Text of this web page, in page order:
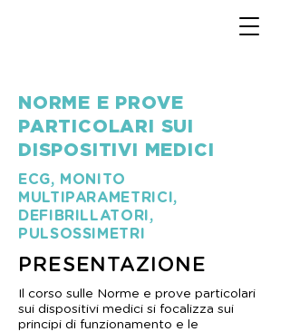
NORME E PROVE
PARTICOLARI SUI
DISPOSITIVI MEDICI
ECG, MONITO
MULTIPARAMETRICI,
DEFIBRILLATORI,
PULSOSSIMETRI
PRESENTAZIONE
Il corso sulle Norme e prove particolari
sui dispositivi medici si focalizza sui
principi di funzionamento e le